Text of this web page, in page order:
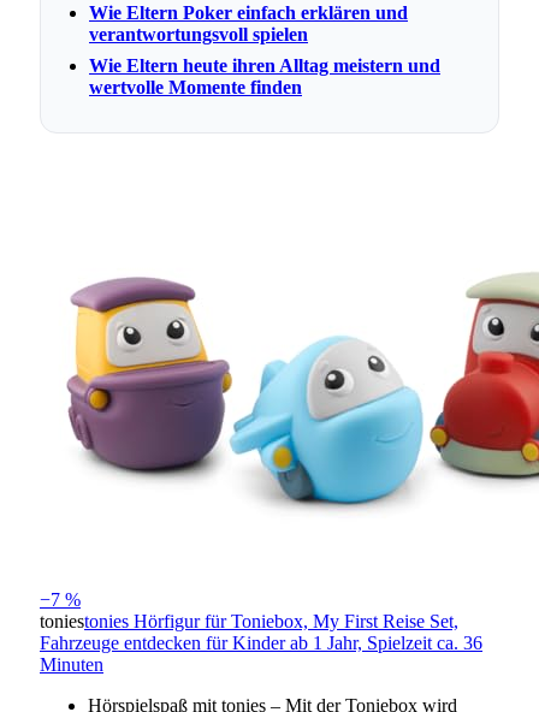
Wie Eltern Poker einfach erklären und
verantwortungsvoll spielen
Wie Eltern heute ihren Alltag meistern und
wertvolle Momente finden
−7 %
toniestonies Hörfigur für Toniebox, My First Reise Set,
Fahrzeuge entdecken für Kinder ab 1 Jahr, Spielzeit ca. 36
Minuten
Hörspielspaß mit tonies – Mit der Toniebox wird